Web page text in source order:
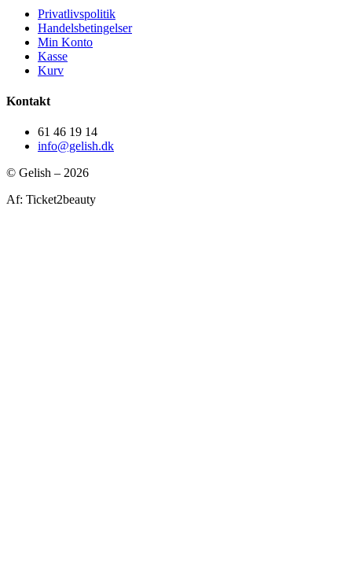
Privatlivspolitik
Handelsbetingelser
Min Konto
Kasse
Kurv
Kontakt
61 46 19 14
info@gelish.dk
© Gelish – 2026
Af: Ticket2beauty